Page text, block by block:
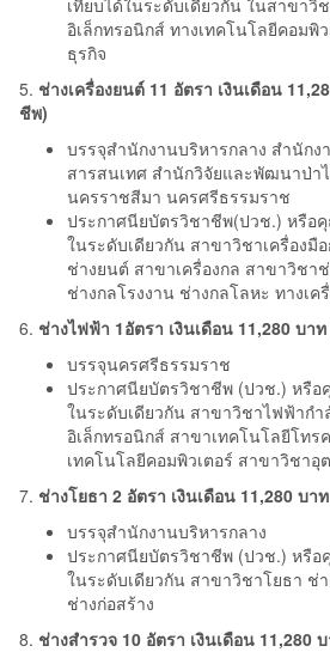
อิเล็กทรอนิกส์ ทางเทคโนโลยีคอมพิ
ธุรกิจ
5. ช่างเครื่องยนต์ 11 อัตรา เงินเดือน
ชีพ)
บรรจุสำนักงานบริหารกลาง สำนักง
สารสนเทศ สำนักวิจัยและพัฒนาป่า
นครราชสีมา นครศรีธรรมราช
ประกาศนียบัตรวิชาชีพ(ปวช.) หรือ
ในระดับเดียวกัน สาขาวิชาเครื่องมื
ช่างยนต์ สาขาเครื่องกล สาขาวิชา
ช่างกลโรงงาน ช่างกลโลหะ ทางเค
6. ช่างไฟฟ้า 1อัตรา เงินเดือน 11,280 บา
บรรจุนครศรีธรรมราช
ประกาศนียบัตรวิชาชีพ (ปวช.) หรื
ในระดับเดียวกัน สาขาวิชาไฟฟ้ากำ
อิเล็กทรอนิกส์ สาขาเทคโนโลยีโท
เทคโนโลยีคอมพิวเตอร์ สาขาวิชาอุ
7. ช่างโยธา 2 อัตรา เงินเดือน 11,280 บา
บรรจุสำนักงานบริหารกลาง
ประกาศนียบัตรวิชาชีพ (ปวช.) หรื
ในระดับเดียวกัน สาขาวิชาโยธา ช่
ช่างก่อสร้าง
8. ช่างสำรวจ 10 อัตรา เงินเดือน 11,280